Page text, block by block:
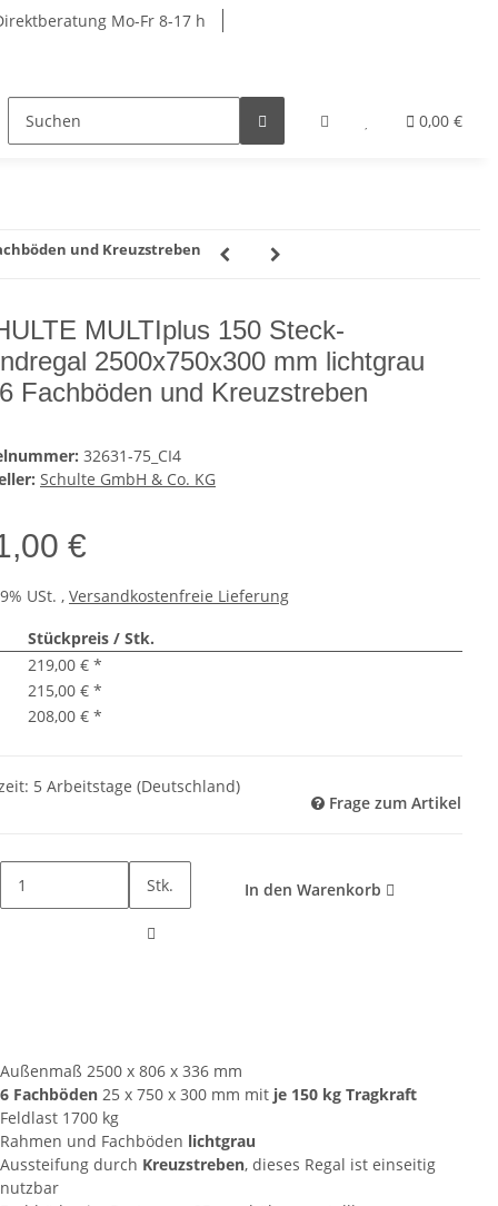
Mo-Fr 8-17 h
0,00 €
Garderobenschränke
und Kreuzstreben
MULTIplus 150 Steck-
2500x750x300 mm lichtgrau
Fachböden und Kreuzstreben
32631-75_CI4
Schulte GmbH & Co. KG
€
USt. , Versandkostenfreie Lieferung
Stückpreis / Stk.
219,00 € *
215,00 € *
208,00 € *
5 Arbeitstage (Deutschland)
Frage zum Artikel
Stk. In den Warenkorb
Außenmaß 2500 x 806 x 336 mm
6 Fachböden 25 x 750 x 300 mm mit je 150 kg Tragkraft
Feldlast 1700 kg
Rahmen und Fachböden lichtgrau
Aussteifung durch Kreuzstreben, dieses Regal ist einseitig
nutzbar